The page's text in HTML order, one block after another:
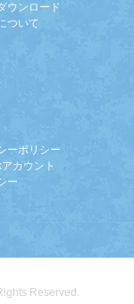
ウンロード
ついて
ーポリシー
カウント
ー
Reserved.